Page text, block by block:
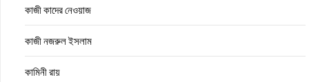
কাজী কাদের নেওয়াজ
কাজী নজরুল ইসলাম
কামিনী রায়